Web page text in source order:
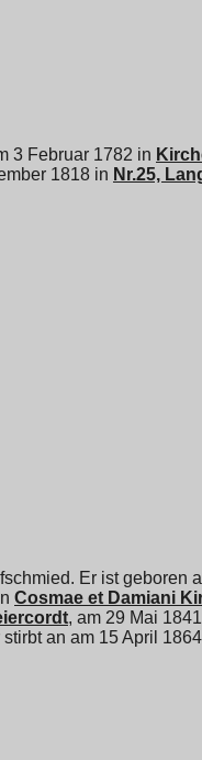
3 Februar 1782 in
1818 in Nr.25,
Er ist geboren
Cosmae et Damiani
, am 29 Mai
stirbt an am 15 April